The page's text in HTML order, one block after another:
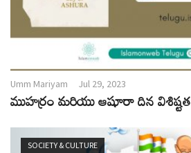
Umm Mariyam Jul 29, 2023
ముహర్రం మరియు ఆషూరా దిన విశిష్టత
SOCIETY & CULTURE